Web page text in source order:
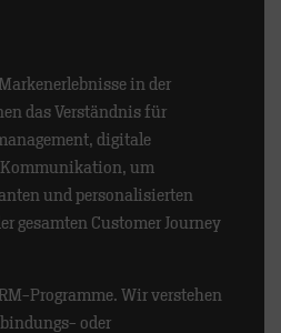
in der
das Verständnis für
digitale
um
und personalisierten
gesamten Customer Journey
Programme. Wir verstehen
oder